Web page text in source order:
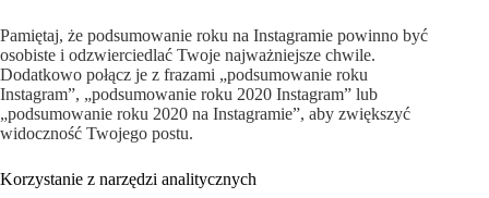
Pamiętaj, że podsumowanie roku na Instagramie powinno być
osobiste i odzwierciedlać Twoje najważniejsze chwile.
Dodatkowo połącz je z frazami „podsumowanie roku
Instagram”, „podsumowanie roku 2020 Instagram” lub
„podsumowanie roku 2020 na Instagramie”, aby zwiększyć
widoczność Twojego postu.
Korzystanie z narzędzi analitycznych